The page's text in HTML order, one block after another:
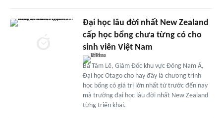
Đại học lâu đời nhất New Zealand
cấp học bổng chưa từng có cho
sinh viên Việt Nam
Bà Tâm Lê, Giám Đốc khu vực Đông Nam Á,
Đại học Otago cho hay đây là chương trình
học bổng có giá trị lớn nhất từ trước đến nay
mà trường đại học lâu đời nhất New Zealand
từng triển khai.